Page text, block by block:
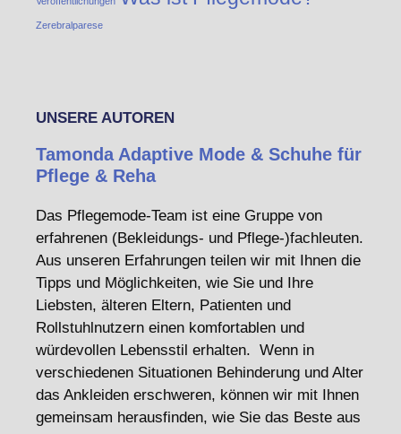
Zerebralparese
UNSERE AUTOREN
Tamonda Adaptive Mode & Schuhe für
Pflege & Reha
Das Pflegemode-Team ist eine Gruppe von
erfahrenen (Bekleidungs- und Pflege-)fachleuten.
Aus unseren Erfahrungen teilen wir mit Ihnen die
Tipps und Möglichkeiten, wie Sie und Ihre
Liebsten, älteren Eltern, Patienten und
Rollstuhlnutzern einen komfortablen und
würdevollen Lebensstil erhalten. Wenn in
verschiedenen Situationen Behinderung und Alter
das Ankleiden erschweren, können wir mit Ihnen
gemeinsam herausfinden, wie Sie das Beste aus